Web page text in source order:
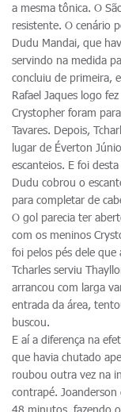
a mesma tônica. O
resistente. O cenário
Dudu Mandai, que
servindo na medida
concluiu de primeira,
Rafael Jaques logo
Crystopher foram
Tavares. Depois,
lugar de Éverton
escanteios. E foi
Dudu cobrou o
para completar de
O gol parecia ter
com os meninos
foi pelos pés dele
Tcharles serviu
arrancou com larga
entrada da área,
buscou.
E aí a diferença na
que havia chutado
roubou outra vez na
contrapé.
48 minutos, fazendo